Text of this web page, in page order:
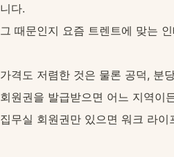
니다.
그 때문인지 요즘 트렌트에 맞는
가격도 저렴한 것은 물론 공덕, 분
회원권을 발급받으면 어느 지역이
집무실 회원권만 있으면 워크 라